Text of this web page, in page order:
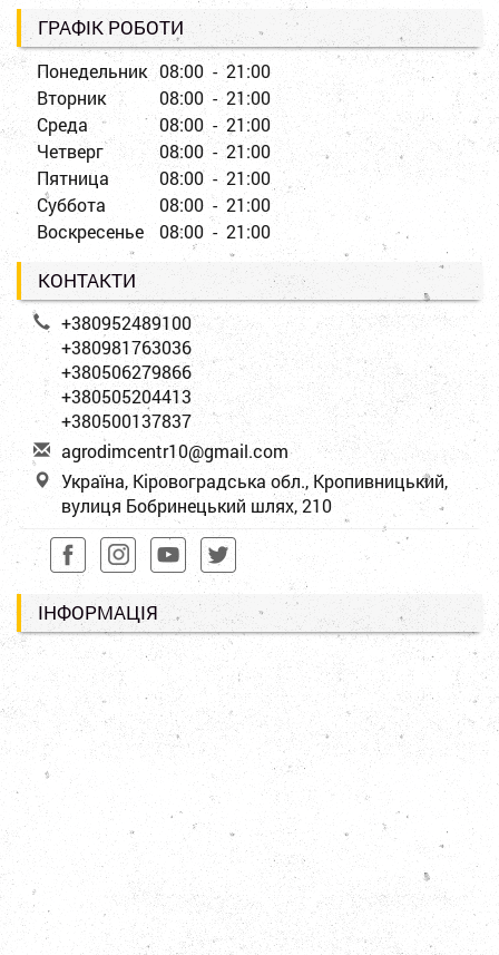
ГРАФІК РОБОТИ
Понедельник 08:00 - 21:00
Вторник
08:00 - 21:00
Среда
08:00 - 21:00
Четверг
08:00 - 21:00
Пятница
08:00 - 21:00
Суббота
08:00 - 21:00
Воскресенье
08:00 - 21:00
КОНТАКТИ
+380952489100
+380981763036
+380506279866
+380505204413
+380500137837
agrodimcentr10@gmail.com
Україна, Кіровоградська обл., Кропивницький,
вулиця Бобринецький шлях, 210
ІНФОРМАЦІЯ